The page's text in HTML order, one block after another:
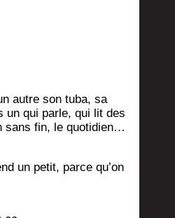
autre son tuba, sa
un qui parle, qui lit des
sans fin, le quo­ti­dien…
un petit, parce qu’on